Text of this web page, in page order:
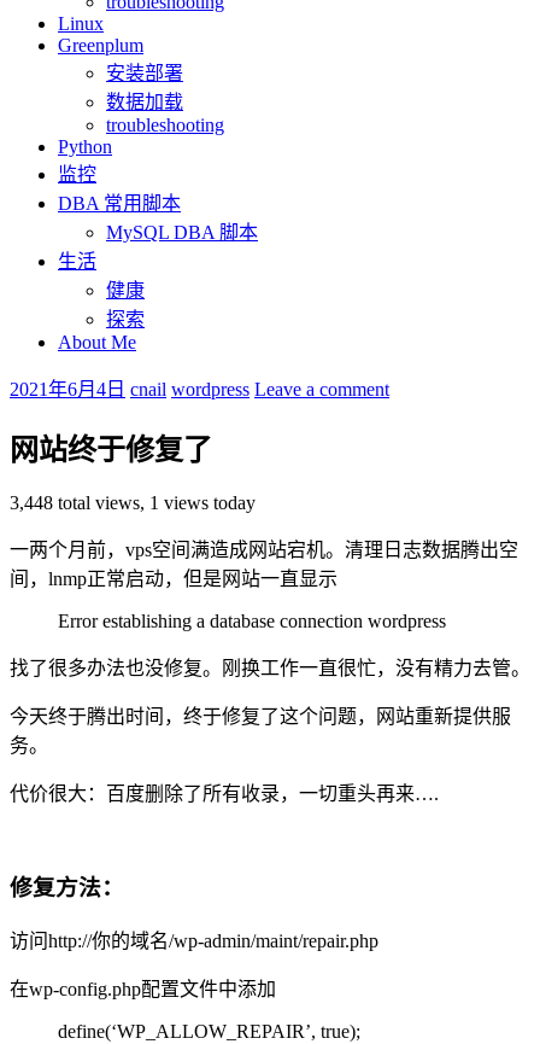
Linux
Greenplum
安装部署
数据加载
troubleshooting
Python
监控
DBA 常用脚本
MySQL DBA 脚本
生活
健康
探索
About Me
2021年6月4日 cnail wordpress Leave a comment
网站终于修复了
3,448 total views, 1 views today
一两个月前，vps空间满造成网站宕机。清理日志数据腾出空
间，lnmp正常启动，但是网站一直显示
Error establishing a database connection wordpress
找了很多办法也没修复。刚换工作一直很忙，没有精力去管。
今天终于腾出时间，终于修复了这个问题，网站重新提供服
务。
代价很大：百度删除了所有收录，一切重头再来….
修复方法：
访问http://你的域名/wp-admin/maint/repair.php
在wp-config.php配置文件中添加
define(‘WP_ALLOW_REPAIR’, true);